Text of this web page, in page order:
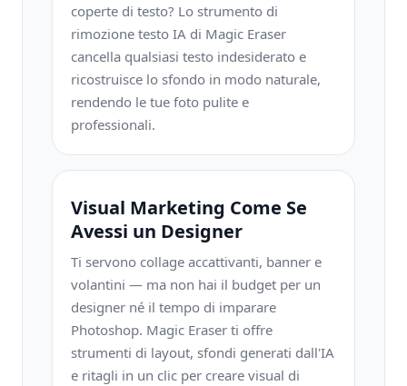
coperte di testo? Lo strumento di
rimozione testo IA di Magic Eraser
cancella qualsiasi testo indesiderato e
ricostruisce lo sfondo in modo naturale,
rendendo le tue foto pulite e
professionali.
Visual Marketing Come Se
Avessi un Designer
Ti servono collage accattivanti, banner e
volantini — ma non hai il budget per un
designer né il tempo di imparare
Photoshop. Magic Eraser ti offre
strumenti di layout, sfondi generati dall'IA
e ritagli in un clic per creare visual di